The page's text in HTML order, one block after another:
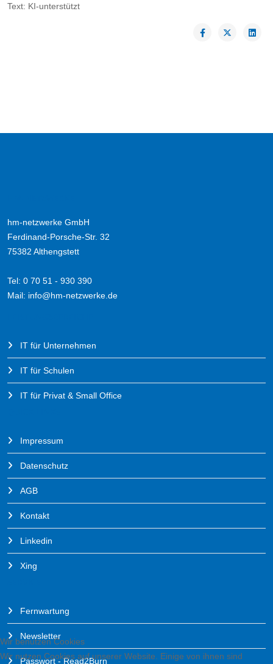
Text: KI-unterstützt
hm-netzwerke GmbH
Ferdinand-Porsche-Str. 32
75382 Althengstett
Tel: 0 70 51 - 930 390
Mail: info@hm-netzwerke.de
IT für Unternehmen
IT für Schulen
IT für Privat & Small Office
Impressum
Datenschutz
AGB
Kontakt
Linkedin
Xing
Fernwartung
Newsletter
Passwort - Read2Burn
Wir benutzen Cookies
Wir nutzen Cookies auf unserer Website. Einige von ihnen sind